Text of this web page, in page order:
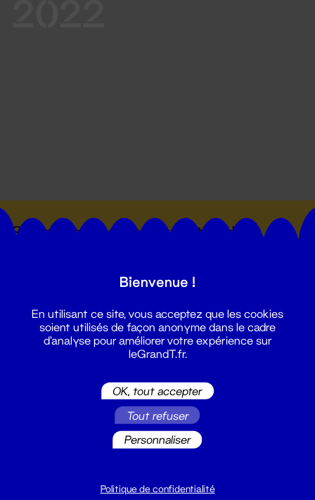
Suivez toutes les actualités du
Du lundi au vendredi 14h → 18h
Bienvenue !
En utilisant ce site, vous acceptez que les cookies
soient utilisés de façon anonyme dans le cadre
d'analyse pour améliorer votre expérience sur
leGrandT.fr.
OK, tout accepter
Tout refuser
Personnaliser
Politique de confidentialité